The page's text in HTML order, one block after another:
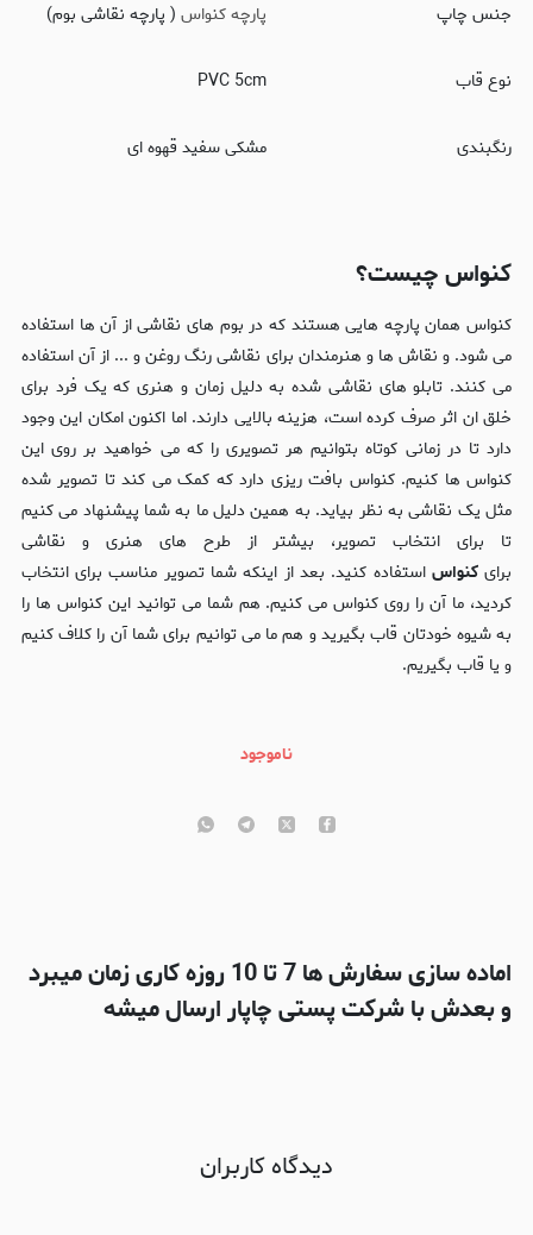
جنس چاپ پارچه کنواس( پارچه نقاشی بوم)
نوع قاب PVC 5cm
رنگبندی مشکی سفید قهوه ای
کنواس چیست؟
کنواس همان پارچه هایی هستند که در بوم های نقاشی از آن ها استفاده
می شود. و نقاش ها و هنرمندان برای نقاشی رنگ روغن و ... از آن استفاده
می کنند. تابلو های نقاشی شده به دلیل زمان و هنری که یک فرد برای
خلق ان اثر صرف کرده است، هزینه بالایی دارند. اما اکنون امکان این وجود
دارد تا در زمانی کوتاه بتوانیم هر تصویری را که می خواهید بر روی این
کنواس ها کنیم. کنواس بافت ریزی دارد که کمک می کند تا تصویر شده
مثل یک نقاشی به نظر بیاید. به همین دلیل ما به شما پیشنهاد می کنیم
تا برای انتخاب تصویر، بیشتر از طرح های هنری و نقاشی
برایکنواس استفاده کنید. بعد از اینکه شما تصویر مناسب برای انتخاب
کردید، ما آن را روی کنواس می کنیم. هم شما می توانید این کنواس ها را
به شیوه خودتان قاب بگیرید و هم ما می توانیم برای شما آن را کلاف کنیم
و یا قاب بگیریم.
ناموجود
اماده سازی سفارش ها 7 تا 10 روزه کاری زمان میبرد
و بعدش با شرکت پستی چاپار ارسال میشه
دیدگاه کاربران